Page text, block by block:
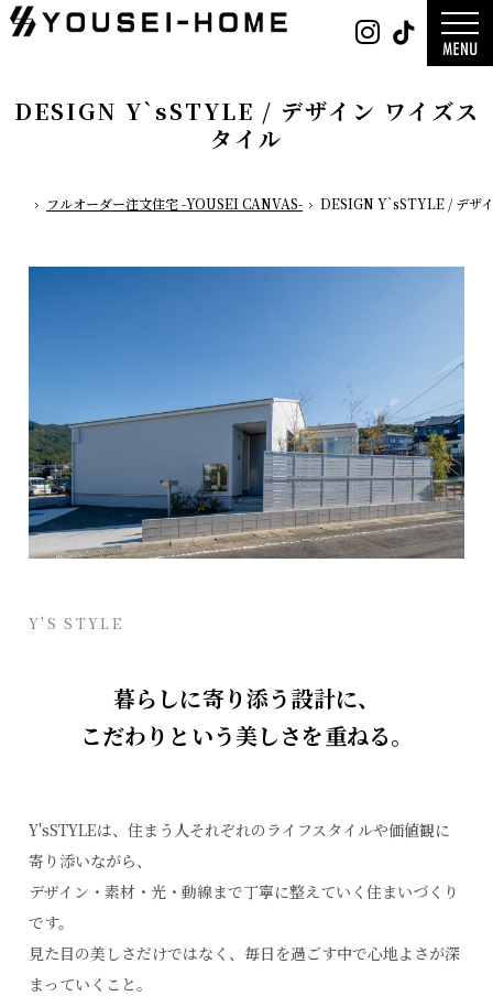
DESIGN Y`sSTYLE / デザイン ワイズス
タイル
ホーム
フルオーダー注文住宅 -YOUSEI CANVAS- DESIGN Y`sSTYLE / デザ
Y'S STYLE
暮らしに寄り添う設計に、
こだわりという美しさを重ねる。
Y'sSTYLEは、住まう人それぞれのライフスタイルや価値観に
寄り添いながら、
デザイン・素材・光・動線まで丁寧に整えていく住まいづくり
です。
見た目の美しさだけではなく、毎日を過ごす中で心地よさが深
まっていくこと。
デザイン
平屋
2階建て
nature -ナ
レ-
Rustic -ラ
ル-
0800-
888-
2003
営業時
間9:30
～
日 水曜
日・第
一土曜